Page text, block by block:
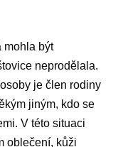
mohla být
neprodělala.
je člen rodiny
jiným, kdo se
V této situaci
oblečení, kůži